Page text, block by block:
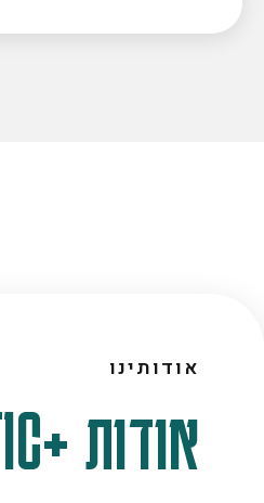
אודותינו
אודות +ACOUSTIC